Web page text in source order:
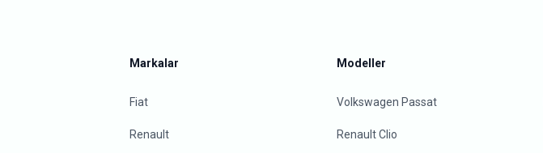
Markalar
Fiat
Renault
Modeller
Volkswagen Passat
Renault Clio